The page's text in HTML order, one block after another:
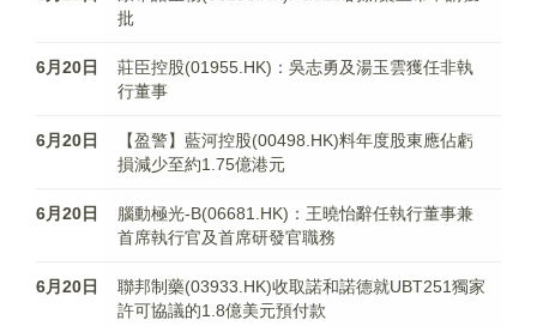
批
6月20日
莊臣控股(01955.HK)：吳志勇及湯玉雲獲任非執
行董事
6月20日
【盈警】藍河控股(00498.HK)料年度股東應佔虧
損減少至約1.75億港元
6月20日
腦動極光-B(06681.HK)：王曉怡辭任執行董事兼
首席執行官及首席研發官職務
6月20日
聯邦制藥(03933.HK)收取諾和諾德就UBT251獨家
許可協議的1.8億美元預付款